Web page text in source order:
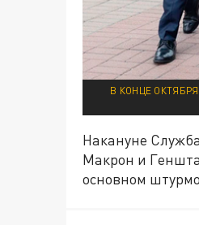
В КОНЦЕ
Накануне
Макрон и
основном